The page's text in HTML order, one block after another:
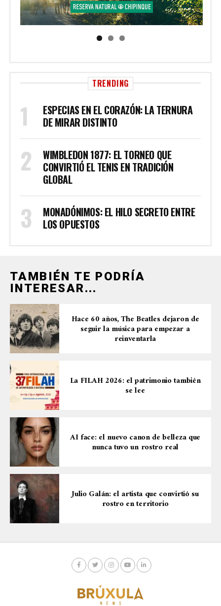
TRENDING
ESPECIAS EN EL CORAZÓN: LA TERNURA
DE MIRAR DISTINTO
WIMBLEDON 1877: EL TORNEO QUE
CONVIRTIÓ EL TENIS EN TRADICIÓN
GLOBAL
MONADÓNIMOS: EL HILO SECRETO ENTRE
LOS OPUESTOS
TAMBIÉN TE PODRÍA
INTERESAR...
Hace 60 años, The Beatles dejaron de
seguir la música para empezar a
reinventarla
La FILAH 2026: el patrimonio también
se lee
AI face: el nuevo canon de belleza que
nunca tuvo un rostro real
Julio Galán: el artista que convirtió su
rostro en territorio